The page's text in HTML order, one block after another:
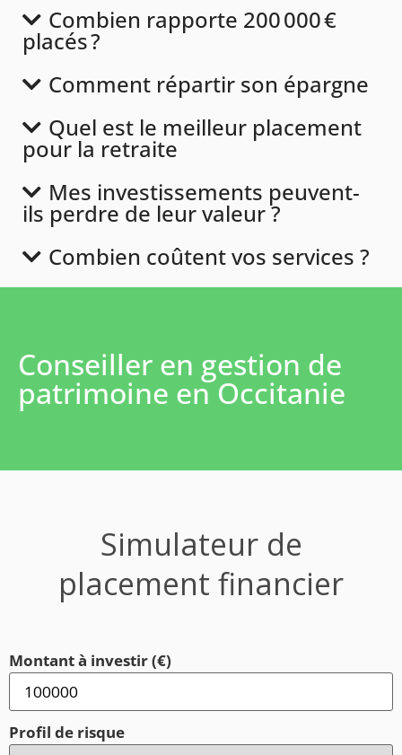
Combien rapporte 200 000 €
placés ?
Comment répartir son épargne
Quel est le meilleur placement
pour la retraite
Mes investissements peuvent-
ils perdre de leur valeur ?
Combien coûtent vos services ?
Conseiller en gestion de
patrimoine en Occitanie
Simulateur de
placement financier
Montant à investir (€)
Profil de risque